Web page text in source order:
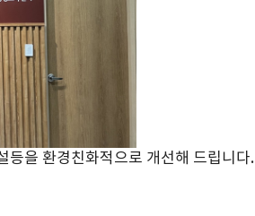
등을 환경친화적으로 개선해 드립니다.